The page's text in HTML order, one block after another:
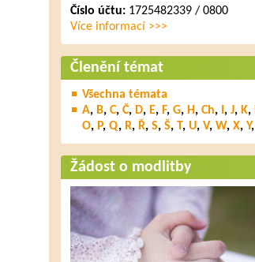
Číslo účtu:1725482339 / 0800
Více informací >>>
Členění témat
Všechna témata
A, B, C, Č, D, E, F, G, H, Ch, , J, K,
O, P, Q, R, Ř, S, Š, T, U, V, W, X, Y,
Žádost o modlitby